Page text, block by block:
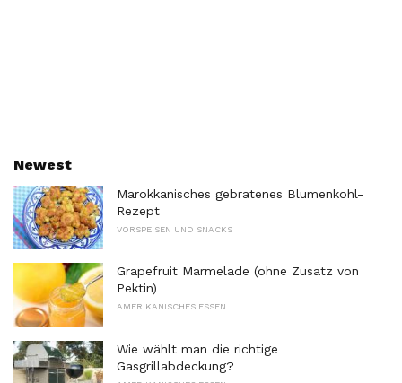
Newest
Marokkanisches gebratenes Blumenkohl-
Rezept
VORSPEISEN UND SNACKS
Grapefruit Marmelade (ohne Zusatz von
Pektin)
AMERIKANISCHES ESSEN
Wie wählt man die richtige
Gasgrillabdeckung?